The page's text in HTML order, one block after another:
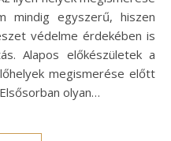
mindig egyszerű, hiszen
védelme érdekében is
Alapos előkészületek a
megismerése előtt
olyan…